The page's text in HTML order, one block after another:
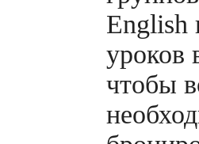
English
уроков
чтобы